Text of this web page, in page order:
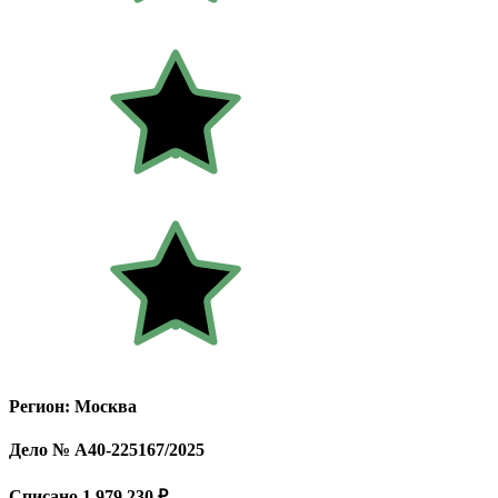
Регион: Москва
Дело № А40-225167/2025